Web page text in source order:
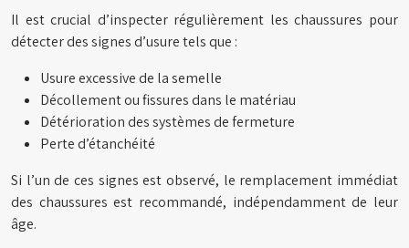
Il est crucial d’inspecter régulièrement les chaussures pour
détecter des signes d’usure tels que :
Usure excessive de la semelle
Décollement ou fissures dans le matériau
Détérioration des systèmes de fermeture
Perte d’étanchéité
Si l’un de ces signes est observé, le remplacement immédiat
des chaussures est recommandé, indépendamment de leur
âge.